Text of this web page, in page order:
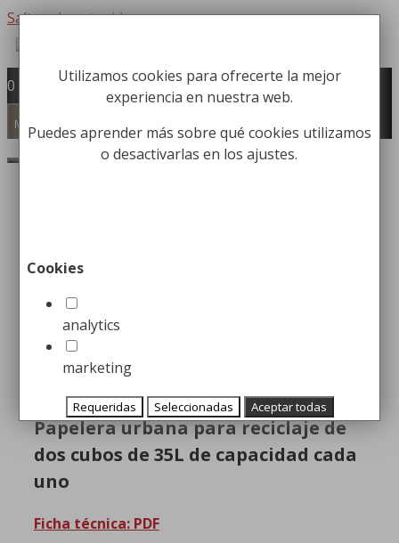
Saltar al contenido
Fabricación y comercialización de
equipamiento para la higiene industrial
Búsqueda de productos
0
Menú
Papelera Urbana para
Reciclaje con Dos Cubos
Papelera urbana para reciclaje de
dos cubos de 35L de capacidad cada
uno
Ficha técnica: PDF
Utilizamos cookies para ofrecerte la mejor
experiencia en nuestra web.
Puedes aprender más sobre qué cookies utilizamos
o desactivarlas en los ajustes.
Cookies
analytics
marketing
Requeridas Seleccionadas Aceptar todas